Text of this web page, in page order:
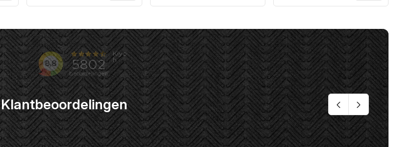
prijs
Klantbeoordelingen